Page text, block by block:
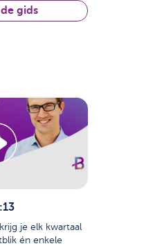
gids
je elk kwartaal
én enkele